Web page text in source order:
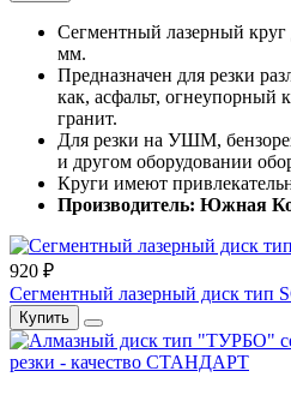
Сегментный лазерный
мм.
Предназначен для резки
как, асфальт, огнеупорный
гранит.
Для резки на УШМ,
и другом оборудовании
Круги имеют
Производитель: Южная
920 ₽
Сегментный лазерный диск тип
Купить